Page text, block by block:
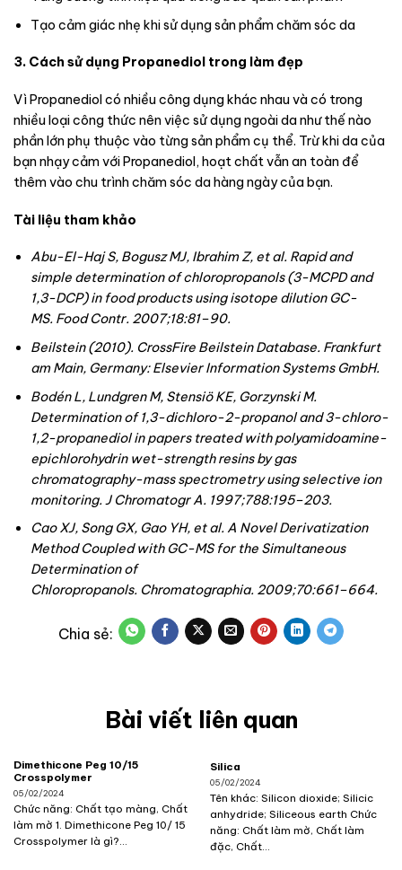
Tạo cảm giác nhẹ khi sử dụng sản phẩm chăm sóc da
3. Cách sử dụng Propanediol trong làm đẹp
Vì Propanediol có nhiều công dụng khác nhau và có trong
nhiều loại công thức nên việc sử dụng ngoài da như thế nào
phần lớn phụ thuộc vào từng sản phẩm cụ thể. Trừ khi da của
bạn nhạy cảm với Propanediol, hoạt chất vẫn an toàn để
thêm vào chu trình chăm sóc da hàng ngày của bạn.
Tài liệu tham khảo
Abu-El-Haj S, Bogusz MJ, Ibrahim Z, et al. Rapid and
simple determination of chloropropanols (3-MCPD and
1,3-DCP) in food products using isotope dilution GC-
MS. Food Contr. 2007;18:81–90.
Beilstein (2010). CrossFire Beilstein Database. Frankfurt
am Main, Germany: Elsevier Information Systems GmbH.
Bodén L, Lundgren M, Stensiö KE, Gorzynski M.
Determination of 1,3-dichloro-2-propanol and 3-chloro-
1,2-propanediolin papers treated with polyamidoamine-
epichlorohydrin wet-strength resins by gas
chromatography-mass spectrometry using selective ion
monitoring. J Chromatogr A. 1997;788:195–203.
Cao XJ, Song GX, Gao YH, et al. A Novel Derivatization
Method Coupled with GC-MS for the Simultaneous
Determination of
Chloropropanols. Chromatographia. 2009;70:661–664.
Bài viết liên quan
Dimethicone Peg 10/15
Crosspolymer
05/02/2024
Chức năng: Chất tạo màng, Chất
làm mờ 1. Dimethicone Peg 10/ 15
Crosspolymer là gì?...
Silica
05/02/2024
Tên khác: Silicon dioxide; Silicic
anhydride; Siliceous earth Chức
năng: Chất làm mờ, Chất làm
đặc, Chất...